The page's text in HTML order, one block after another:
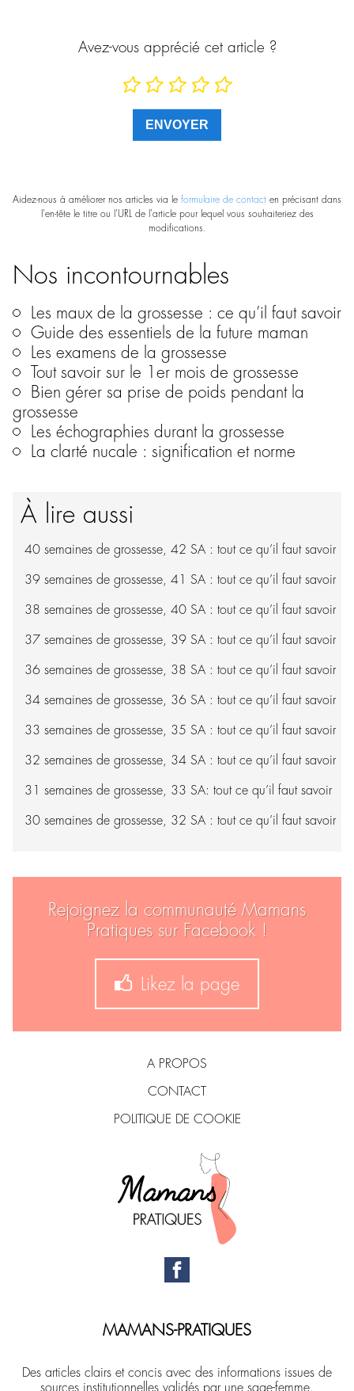
Avez-vous apprécié cet article ?
Aidez-nous à améliorer nos articles via le formulaire de contact en précisant dans
l'en-tête le titre ou l'URL de l'article pour lequel vous souhaiteriez des
modifications.
Nos incontournables
Les maux de la grossesse : ce qu’il faut savoir
Guide des essentiels de la future maman
Les examens de la grossesse
Tout savoir sur le 1er mois de grossesse
Bien gérer sa prise de poids pendant la
grossesse
Les échographies durant la grossesse
La clarté nucale : signification et norme
À lire aussi
40 semaines de grossesse, 42 SA : tout ce qu’il faut savoir
39 semaines de grossesse, 41 SA : tout ce qu’il faut savoir
38 semaines de grossesse, 40 SA : tout ce qu’il faut savoir
37 semaines de grossesse, 39 SA : tout ce qu’il faut savoir
36 semaines de grossesse, 38 SA : tout ce qu’il faut savoir
34 semaines de grossesse, 36 SA : tout ce qu’il faut savoir
33 semaines de grossesse, 35 SA : tout ce qu’il faut savoir
32 semaines de grossesse, 34 SA : tout ce qu’il faut savoir
31 semaines de grossesse, 33 SA: tout ce qu’il faut savoir
30 semaines de grossesse, 32 SA : tout ce qu’il faut savoir
Rejoignez la communauté Mamans
Pratiques sur Facebook !
Likez la page
A PROPOS
CONTACT
POLITIQUE DE COOKIE
MAMANS-PRATIQUES
Des articles clairs et concis avec des informations issues de
sources institutionnelles validés par une sage-femme.